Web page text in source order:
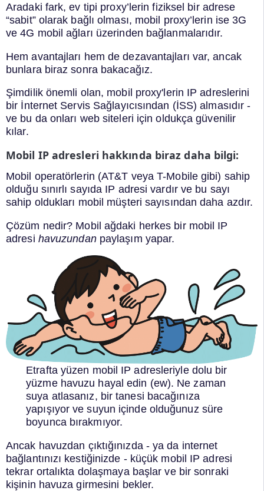
Aradaki fark, ev tipi proxy’lerin fiziksel bir adrese
“sabit” olarak bağlı olması, mobil proxy’lerin ise 3G
ve 4G mobil ağları üzerinden bağlanmalarıdır.
Hem avantajları hem de dezavantajları var, ancak
bunlara biraz sonra bakacağız.
Şimdilik önemli olan, mobil proxy'lerin IP adreslerini
bir İnternet Servis Sağlayıcısından (İSS) almasıdır -
ve bu da onları web siteleri için oldukça güvenilir
kılar.
Mobil IP adresleri hakkında biraz daha bilgi:
Mobil operatörlerin (AT&T veya T-Mobile gibi) sahip
olduğu sınırlı sayıda IP adresi vardır ve bu sayı
sahip oldukları mobil müşteri sayısından daha azdır.
Çözüm nedir? Mobil ağdaki herkes bir mobil IP
adresi havuzundanpaylaşım yapar.
Etrafta yüzen mobil IP adresleriyle dolu bir
yüzme havuzu hayal edin (ew). Ne zaman
suya atlasanız, bir tanesi bacağınıza
yapışıyor ve suyun içinde olduğunuz süre
boyunca bırakmıyor.
Ancak havuzdan çıktığınızda - ya da internet
bağlantınızı kestiğinizde - küçük mobil IP adresi
tekrar ortalıkta dolaşmaya başlar ve bir sonraki
kişinin havuza girmesini bekler.